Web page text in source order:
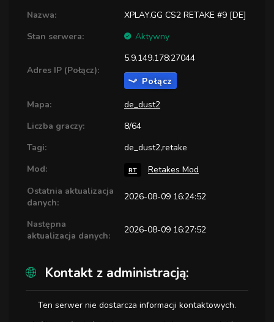
Nazwa:
XPLAY.GG CS2 RETAKE #9 [DE]
Stan serwera:
Aktywny
Adres IP (Połącz):
5.9.149.178:27044
Połącz
Mapa:
de_dust2
Liczba graczy:
8/64
Tagi:
de_dust2,retake
Mod:
RT
Retakes Mod
Ostatnia aktualizacja
danych:
2026-08-09 16:24:52
Następna
aktualizacja danych:
2026-08-09 16:27:52
Kontakt z administracją:
Ten serwer nie dostarcza informacji kontaktowych.